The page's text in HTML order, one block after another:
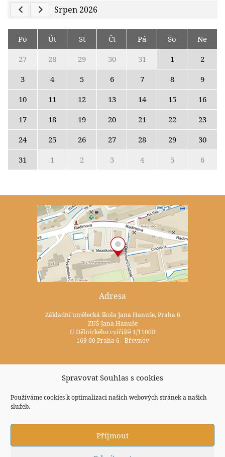
Spravovat Souhlas s cookies
Používáme cookies k optimalizaci našich webových stránek a našich
služeb.
Příjmout
Previous Calendar
Next Calendar
Srpen 2026
Po Út St Čt Pá So
Ne
27
28 29 30 31 1
2
3
4 5 6 7 8
9
10
11 12 13 14 15
16
17
18 19 20 21 22
23
24
25 26 27 28 29
30
31
1 2 3 4 5 6
Adresa
Základní umělecká škola Jana Hanuše, Praha 6
ZUŠ Jana Hanuše
U Dělnického cvičiště 1/1100B
169 00 Praha 6 - Břevnov
Sociální sítě